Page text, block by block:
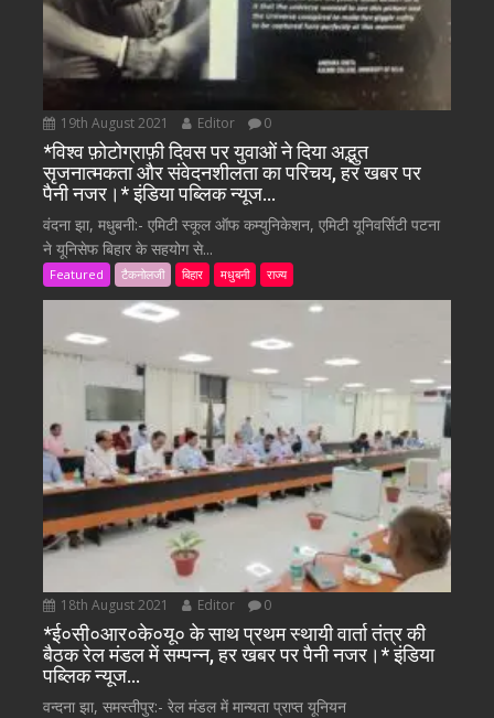
19th August 2021 Editor 0
*विश्व फ़ोटोग्राफ़ी दिवस पर युवाओं ने दिया अद्भुत
सृजनात्मकता और संवेदनशीलता का परिचय, हर खबर पर
पैनी नजर।* इंडिया पब्लिक न्यूज…
वंदना झा, मधुबनी:- एमिटी स्कूल ऑफ कम्युनिकेशन, एमिटी यूनिवर्सिटी पटना
ने यूनिसेफ बिहार के सहयोग से...
Featured टैकनोलजी बिहार मधुबनी राज्य
18th August 2021 Editor 0
*ई०सी०आर०के०यू० के साथ प्रथम स्थायी वार्ता तंत्र की
बैठक रेल मंडल में सम्पन्न, हर खबर पर पैनी नजर।* इंडिया
पब्लिक न्यूज…
वन्दना झा, समस्तीपुर:- रेल मंडल में मान्यता प्राप्त यूनियन